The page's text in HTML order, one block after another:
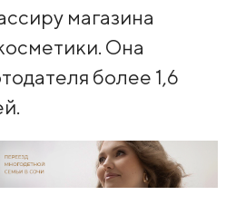
магазина
Она
более 1,6